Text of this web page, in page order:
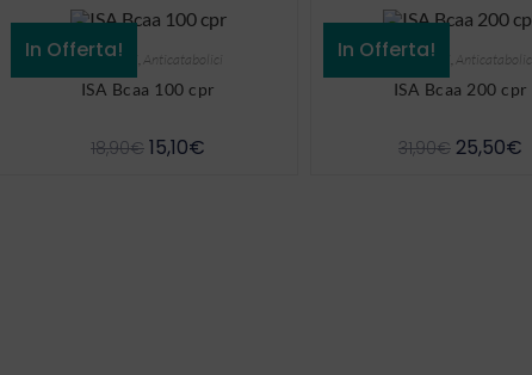
In Offerta!
Aminoacidi , Anticatabolici
ISA Bcaa 100 cpr
18,90€ 15,10€
In Offerta!
Aminoacidi , Anticatabolici
ISA Bcaa 200 cpr
31,90€ 25,50€